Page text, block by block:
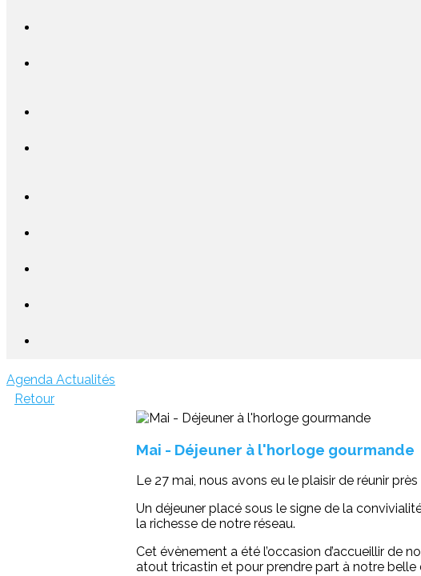
Agenda Actualités
Retour
Mai - Déjeuner à l'horloge gourmande
Le 27 mai, nous avons eu le plaisir de réunir
Un déjeuner placé sous le signe de la
la richesse de notre réseau.
Cet évènement a été l’occasion d’accueillir de
atout tricastin et pour prendre part à notre belle